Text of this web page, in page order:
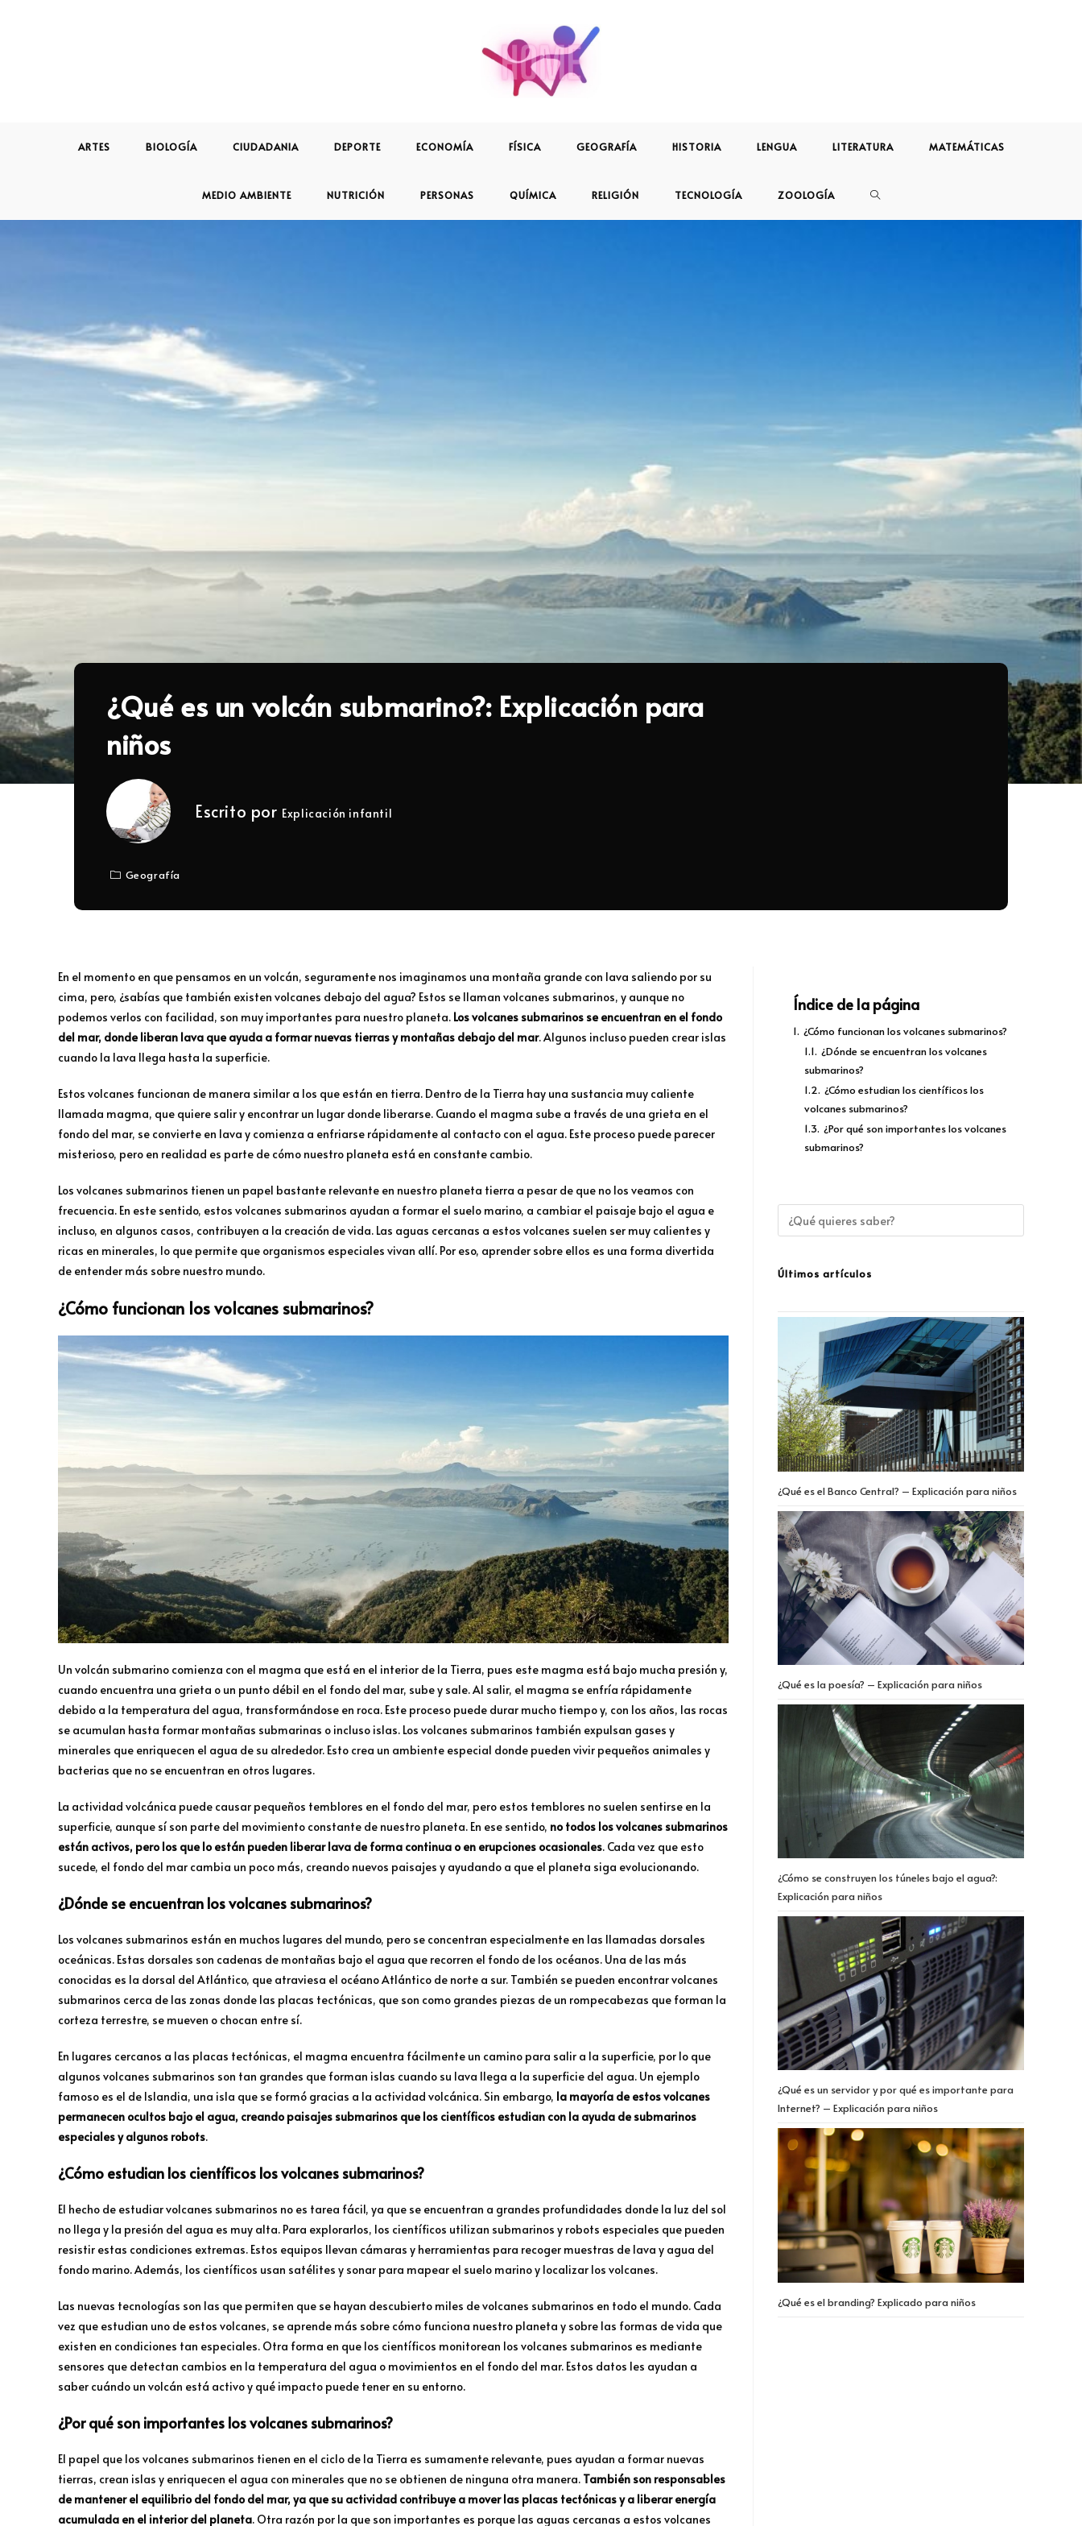
ARTES BIOLOGÍA CIUDADANIA DEPORTE ECONOMÍA FÍSICA GEOGRAFÍA HISTORIA LENGUA LITERATURA MATEMÁTICAS
MEDIO AMBIENTE NUTRICIÓN PERSONAS QUÍMICA RELIGIÓN TECNOLOGÍA ZOOLOGÍA
¿Qué es un volcán submarino?: Explicación para
niños
Escrito por Explicación infantil
Geografía
En el momento en que pensamos en un volcán, seguramente nos imaginamos una montaña grande con lava saliendo por su
cima, pero, ¿sabías que también existen volcanes debajo del agua? Estos se llaman volcanes submarinos, y aunque no
podemos verlos con facilidad, son muy importantes para nuestro planeta. Los volcanes submarinos se encuentran en el fondo
del mar, donde liberan lava que ayuda a formar nuevas tierras y montañas debajo del mar. Algunos incluso pueden crear islas
cuando la lava llega hasta la superficie.
Estos volcanes funcionan de manera similar a los que están en tierra. Dentro de la Tierra hay una sustancia muy caliente
llamada magma, que quiere salir y encontrar un lugar donde liberarse. Cuando el magma sube a través de una grieta en el
fondo del mar, se convierte en lava y comienza a enfriarse rápidamente al contacto con el agua. Este proceso puede parecer
misterioso, pero en realidad es parte de cómo nuestro planeta está en constante cambio.
Los volcanes submarinos tienen un papel bastante relevante en nuestro planeta tierra a pesar de que no los veamos con
frecuencia. En este sentido, estos volcanes submarinos ayudan a formar el suelo marino, a cambiar el paisaje bajo el agua e
incluso, en algunos casos, contribuyen a la creación de vida. Las aguas cercanas a estos volcanes suelen ser muy calientes y
ricas en minerales, lo que permite que organismos especiales vivan allí. Por eso, aprender sobre ellos es una forma divertida
de entender más sobre nuestro mundo.
¿Cómo funcionan los volcanes submarinos?
Un volcán submarino comienza con el magma que está en el interior de la Tierra, pues este magma está bajo mucha presión y,
cuando encuentra una grieta o un punto débil en el fondo del mar, sube y sale. Al salir, el magma se enfría rápidamente
debido a la temperatura del agua, transformándose en roca. Este proceso puede durar mucho tiempo y, con los años, las rocas
se acumulan hasta formar montañas submarinas o incluso islas. Los volcanes submarinos también expulsan gases y
minerales que enriquecen el agua de su alrededor. Esto crea un ambiente especial donde pueden vivir pequeños animales y
bacterias que no se encuentran en otros lugares.
La actividad volcánica puede causar pequeños temblores en el fondo del mar, pero estos temblores no suelen sentirse en la
superficie, aunque sí son parte del movimiento constante de nuestro planeta. En ese sentido, no todos los volcanes submarinos
están activos, pero los que lo están pueden liberar lava de forma continua o en erupciones ocasionales. Cada vez que esto
sucede, el fondo del mar cambia un poco más, creando nuevos paisajes y ayudando a que el planeta siga evolucionando.
¿Dónde se encuentran los volcanes submarinos?
Los volcanes submarinos están en muchos lugares del mundo, pero se concentran especialmente en las llamadas dorsales
oceánicas. Estas dorsales son cadenas de montañas bajo el agua que recorren el fondo de los océanos. Una de las más
conocidas es la dorsal del Atlántico, que atraviesa el océano Atlántico de norte a sur. También se pueden encontrar volcanes
submarinos cerca de las zonas donde las placas tectónicas, que son como grandes piezas de un rompecabezas que forman la
corteza terrestre, se mueven o chocan entre sí.
En lugares cercanos a las placas tectónicas, el magma encuentra fácilmente un camino para salir a la superficie, por lo que
algunos volcanes submarinos son tan grandes que forman islas cuando su lava llega a la superficie del agua. Un ejemplo
famoso es el de Islandia, una isla que se formó gracias a la actividad volcánica. Sin embargo, la mayoría de estos volcanes
permanecen ocultos bajo el agua, creando paisajes submarinos que los científicos estudian con la ayuda de submarinos
especiales y algunos robots.
¿Cómo estudian los científicos los volcanes submarinos?
El hecho de estudiar volcanes submarinos no es tarea fácil, ya que se encuentran a grandes profundidades donde la luz del sol
no llega y la presión del agua es muy alta. Para explorarlos, los científicos utilizan submarinos y robots especiales que pueden
resistir estas condiciones extremas. Estos equipos llevan cámaras y herramientas para recoger muestras de lava y agua del
fondo marino. Además, los científicos usan satélites y sonar para mapear el suelo marino y localizar los volcanes.
Las nuevas tecnologías son las que permiten que se hayan descubierto miles de volcanes submarinos en todo el mundo. Cada
vez que estudian uno de estos volcanes, se aprende más sobre cómo funciona nuestro planeta y sobre las formas de vida que
existen en condiciones tan especiales. Otra forma en que los científicos monitorean los volcanes submarinos es mediante
sensores que detectan cambios en la temperatura del agua o movimientos en el fondo del mar. Estos datos les ayudan a
saber cuándo un volcán está activo y qué impacto puede tener en su entorno.
¿Por qué son importantes los volcanes submarinos?
El papel que los volcanes submarinos tienen en el ciclo de la Tierra es sumamente relevante, pues ayudan a formar nuevas
tierras, crean islas y enriquecen el agua con minerales que no se obtienen de ninguna otra manera. También son responsables
de mantener el equilibrio del fondo del mar, ya que su actividad contribuye a mover las placas tectónicas y a liberar energía
acumulada en el interior del planeta. Otra razón por la que son importantes es porque las aguas cercanas a estos volcanes
Índice de la página
1. ¿Cómo funcionan los volcanes submarinos?
1.1. ¿Dónde se encuentran los volcanes
submarinos?
1.2. ¿Cómo estudian los científicos los
volcanes submarinos?
1.3. ¿Por qué son importantes los volcanes
submarinos?
Últimos artículos
¿Qué es el Banco Central? – Explicación para niños
¿Qué es la poesía? – Explicación para niños
¿Cómo se construyen los túneles bajo el agua?:
Explicación para niños
¿Qué es un servidor y por qué es importante para
Internet? – Explicación para niños
¿Qué es el branding? Explicado para niños